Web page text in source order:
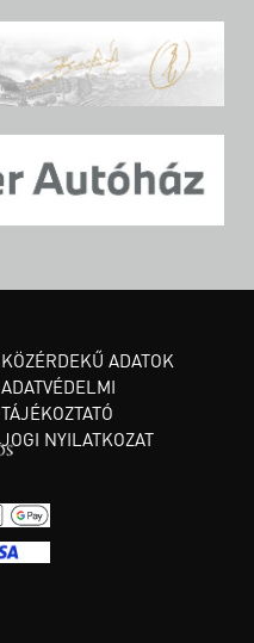
KÖZÉRDEKŰ ADATOK
ADATVÉDELMI
TÁJÉKOZTATÓ
JOGI NYILATKOZAT